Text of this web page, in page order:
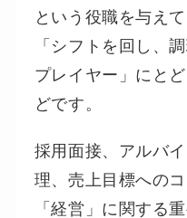
という役職を与え
「シフトを回し、
プレイヤー」にと
どです。
採用面接、アルバ
理、売上目標への
「経営」に関する